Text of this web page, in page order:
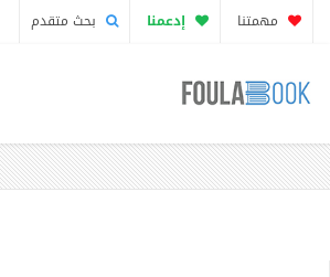
مهمتنا إدعمنا بحث متقدم